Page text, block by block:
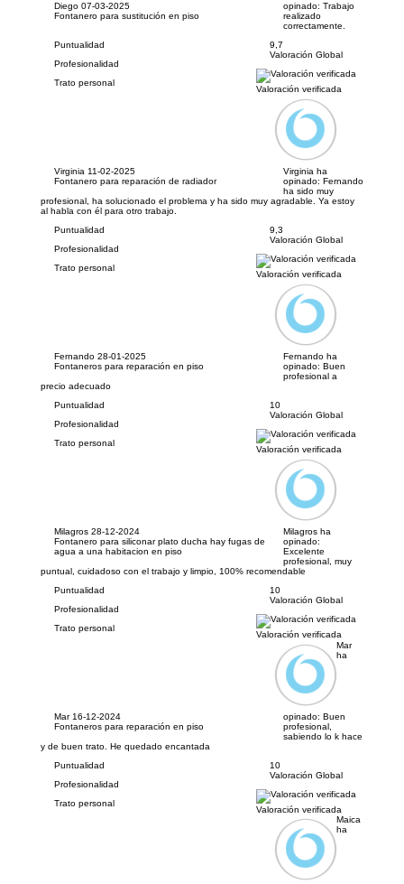
Diego 07-03-2025
Fontanero para sustitución en piso
opinado: Trabajo
realizado
correctamente.
Puntualidad
Profesionalidad
Trato personal
9,7
Valoración Global
Valoración verificada
Virginia 11-02-2025
Fontanero para reparación de radiador
Virginia ha
opinado: Fernando
ha sido muy
profesional, ha solucionado el problema y ha sido muy agradable. Ya estoy
al habla con él para otro trabajo.
Puntualidad
Profesionalidad
Trato personal
9,3
Valoración Global
Valoración verificada
Fernando 28-01-2025
Fontaneros para reparación en piso
Fernando ha
opinado: Buen
profesional a
precio adecuado
Puntualidad
Profesionalidad
Trato personal
10
Valoración Global
Valoración verificada
Milagros 28-12-2024
Fontanero para siliconar plato ducha hay fugas de
agua a una habitacion en piso
Milagros ha
opinado:
Excelente
profesional, muy
puntual, cuidadoso con el trabajo y limpio, 100% recomendable
Puntualidad
Profesionalidad
Trato personal
10
Valoración Global
Valoración verificada
Mar 16-12-2024
Fontaneros para reparación en piso
Mar
ha
opinado: Buen
profesional,
sabiendo lo k hace
y de buen trato. He quedado encantada
Puntualidad
Profesionalidad
Trato personal
10
Valoración Global
Valoración verificada
Maica
ha